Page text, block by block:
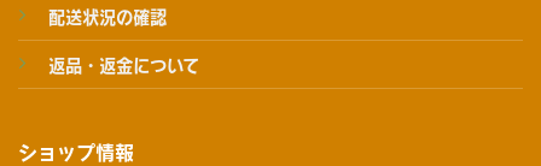
配送状況の確認
返品・返金について
ショップ情報